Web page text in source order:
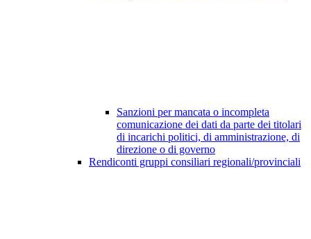
Sanzioni per mancata o incompleta
comunicazione dei dati da parte dei titolari
di incarichi politici, di amministrazione, di
direzione o di governo
Rendiconti gruppi consiliari regionali/provinciali